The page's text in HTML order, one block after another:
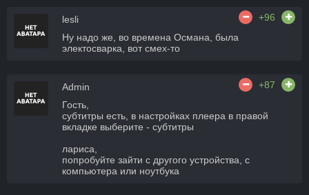
lesli
+96
Ну надо же, во времена Османа, была
электосварка, вот смех-то
Admin
+87
Гость,
субтитры есть, в настройках плеера в правой
вкладке выберите - субтитры
лариса,
попробуйте зайти с другого устройства, с
компьютера или ноутбука